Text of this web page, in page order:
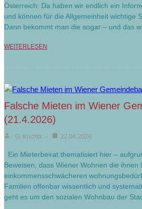
Österreich: Da haben wir endlich ein
und können für die Allgemeinheit wichtige
Dann bekommt man die sogar – und das
WEITERLESEN
Falsche Mieten im Wiener
(21.4.2026)
G. Kuchta 22.04.2026
Ein Mieterbeirat thematisiert hier –
Beweisen, dass Wiener Wohnen die ihnen
einkommensschwächeren
Familien offenbar wissentlich und
geht es um den sozialen Wohnbau der